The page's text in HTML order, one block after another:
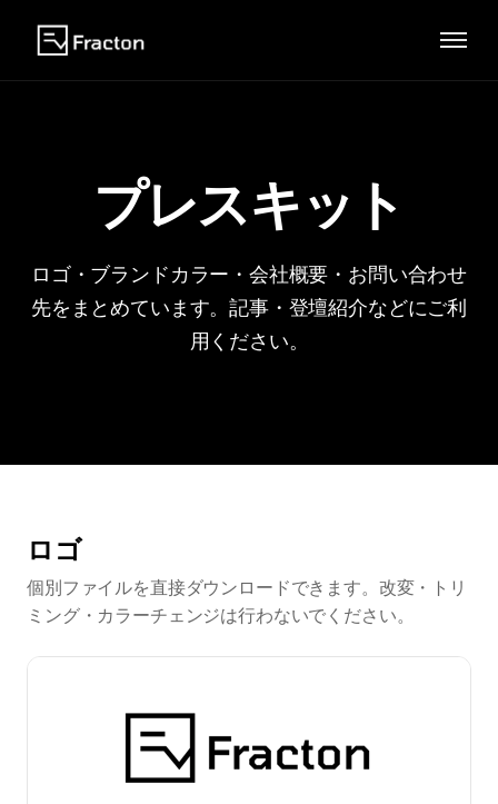
プレスキット
ロゴ・ブランドカラー・会社概要・お問い合わせ
先をまとめています。記事・登壇紹介などにご利
用ください。
ロゴ
個別ファイルを直接ダウンロードできます。改変・トリ
ミング・カラーチェンジは行わないでください。